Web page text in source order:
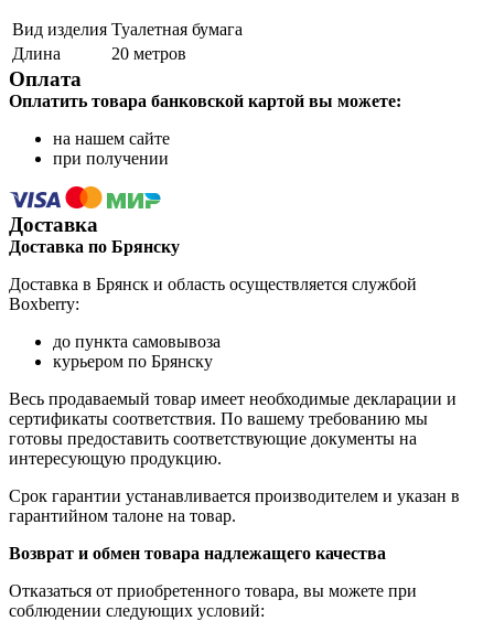
Вид изделия Туалетная бумага
Длина
20 метров
Оплата
Оплатить товара банковской картой вы можете:
на нашем сайте
при получении
Доставка
Доставка по Брянску
Доставка в Брянск и область осуществляется службой
Boxberry:
до пункта самовывоза
курьером по Брянску
Весь продаваемый товар имеет необходимые декларации и
сертификаты соответствия. По вашему требованию мы
готовы предоставить соответствующие документы на
интересующую продукцию.
Срок гарантии устанавливается производителем и указан в
гарантийном талоне на товар.
Возврат и обмен товара надлежащего качества
Отказаться от приобретенного товара, вы можете при
соблюдении следующих условий: